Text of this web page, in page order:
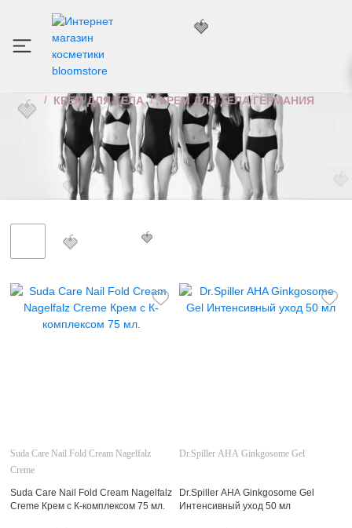
КРЕМ ДЛЯ ТЕЛА ГЕРМАНИЯ
КРЕМ ДЛЯ ТЕЛА
КРЕМ ДЛЯ ТЕЛА ГЕРМАНИЯ
Suda Care Nail Fold Cream Nagelfalz
Creme
Suda Care Nail Fold Cream Nagelfalz
Creme Крем с К-комплексом 75 мл.
Dr.Spiller AHA Ginkgosome Gel
Dr.Spiller AHA Ginkgosome Gel
Интенсивный уход 50 мл
🍓
🍓
🍓🍓
🍓
🍓